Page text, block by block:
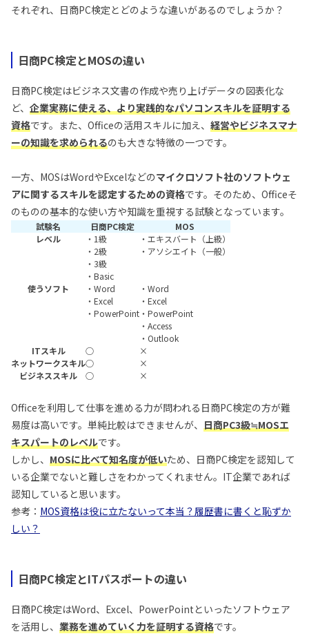
それぞれ、日商PC検定とどのような違いがあるのでしょうか？
日商PC検定とMOSの違い
日商PC検定はビジネス文書の作成や売り上げデータの図表化な
ど、 企業実務に使える、より実践的なパソコンスキルを証明する
資格です。また、Officeの活用スキルに加え、 経営やビジネスマナ
ーの知識を求められるのも大きな特徴の一つです。
一方、MOSはWordやExcelなどのマイクロソフト社のソフトウェ
アに関するスキルを認定するための資格です。そのため、Officeそ
のものの基本的な使い方や知識を重視する試験となっています。
試験名 日商PC検定
MOS
レベル
・1級
・2級
・3級
・Basic
・エキスバート（上級）
・アソシエイト（一般）
使うソフト
・Word
・Excel
・PowerPoint
・Word
・Excel
・PowerPoint
・Access
・Outlook
ITスキル
○
×
ネットワークスキル○
×
ビジネススキル
○ ×
Officeを利用して仕事を進める力が問われる日商PC検定の方が難
易度は高いです。単純比較はできませんが、 日商PC3級≒MOSエ
キスパートのレベルです。
しかし、 MOSに比べて知名度が低いため、日商PC検定を認知して
いる企業でないと難しさをわかってくれません。IT企業であれば
認知していると思います。
参考： MOS資格は役に立たないって本当？履歴書に書くと恥ずか
しい？
日商PC検定とITパスポートの違い
日商PC検定はWord、Excel、PowerPointといったソフトウェア
を活用し、 業務を進めていく力を証明する資格です。